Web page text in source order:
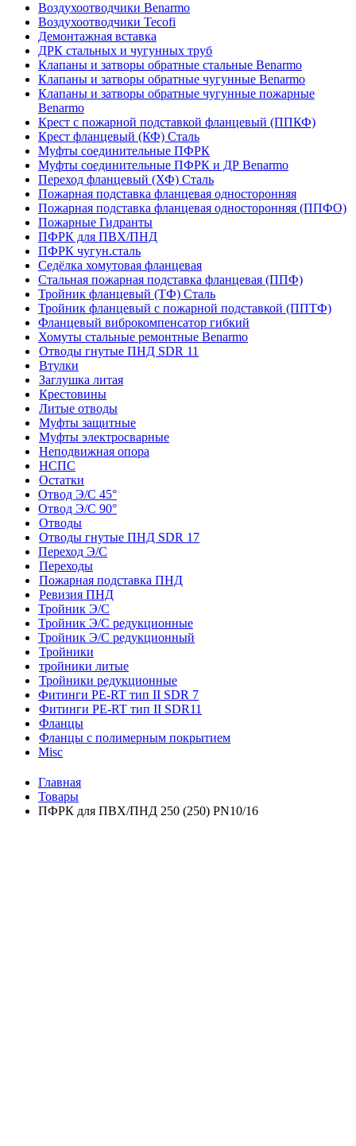
Воздухоотводчики Benarmo
Воздухоотводчики Tecofi
Демонтажная вставка
ДРК стальных и чугунных труб
Клапаны и затворы обратные стальные Benarmo
Клапаны и затворы обратные чугунные Benarmo
Клапаны и затворы обратные чугунные пожарные
Benarmo
Крест с пожарной подставкой фланцевый (ППКФ)
Крест фланцевый (КФ) Сталь
Муфты соединительные ПФРК
Муфты соединительные ПФРК и ДР Benarmo
Переход фланцевый (ХФ) Сталь
Пожарная подставка фланцевая односторонняя
Пожарная подставка фланцевая односторонняя (ППФО)
Пожарные Гидранты
ПФРК для ПВХ/ПНД
ПФРК чугун.сталь
Седёлка хомутовая фланцевая
Стальная пожарная подставка фланцевая (ППФ)
Тройник фланцевый (ТФ) Сталь
Тройник фланцевый с пожарной подставкой (ППТФ)
Фланцевый виброкомпенсатор гибкий
Хомуты стальные ремонтные Benarmo
Отводы гнутые ПНД SDR 11
Втулки
Заглушка литая
Крестовины
Литые отводы
Муфты защитные
Муфты электросварные
Неподвижная опора
НСПС
Остатки
Отвод Э/С 45°
Отвод Э/С 90°
Отводы
Отводы гнутые ПНД SDR 17
Переход Э/С
Переходы
Пожарная подставка ПНД
Ревизия ПНД
Тройник Э/С
Тройник Э/С редукционные
Тройник Э/С редукционный
Тройники
тройники литые
Тройники редукционные
Фитинги PE-RT тип II SDR 7
Фитинги PE-RT тип II SDR11
Фланцы
Фланцы с полимерным покрытием
Misc
Главная
Товары
ПФРК для ПВХ/ПНД 250 (250) PN10/16